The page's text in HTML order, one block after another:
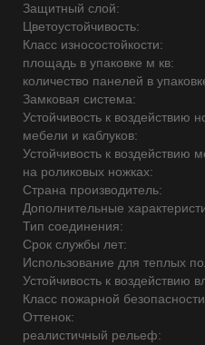
Защитный слой:
Цветоустойчивость:
Класс износостойкости:
площадь в упаковке м кв:
количество панелей в
Замковая система:
Устойчивость к воздействию
мебели и каблуков:
Устойчивость к воздействию
на роликовых ножках:
Страна производитель:
Дополнительные
Тип соединения:
Срок службы лет:
Использование для теплых
Устойчивость к воздействию
Класс пожарной
Оттенок:
реалистичный рельеф: